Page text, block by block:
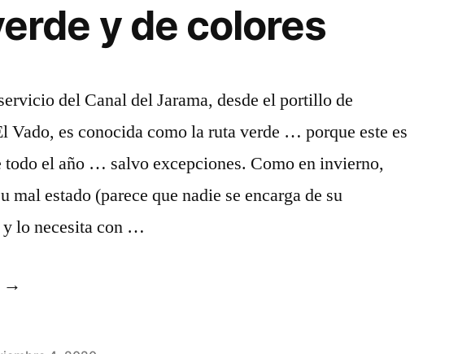
y de colores
del Canal del Jarama, desde el portillo de
Vado, es conocida como la ruta verde … porque este es
todo el año … salvo excepciones. Como en invierno,
mal estado (parece que nadie se encarga de su
lo necesita con …